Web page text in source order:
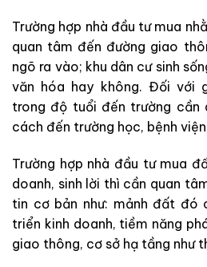
Trường hợp nhà đầu tư mua
quan tâm đến đường giao
ngõ ra vào; khu dân cư sinh
văn hóa hay không. Đối với
trong độ tuổi đến trường cần
cách đến trường học, bệnh
Trường hợp nhà đầu tư mua
doanh, sinh lời thì cần quan
tin cơ bản như: mảnh đất đó
triển kinh doanh, tiềm năng
giao thông, cơ sở hạ tầng như